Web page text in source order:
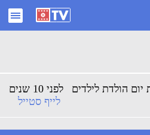
לפני 10 שנים
לייף סטייל